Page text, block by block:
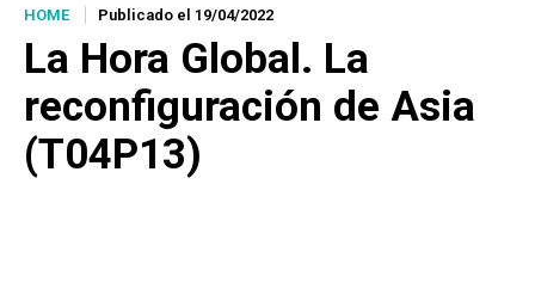
HOME Publicado el 19/04/2022
La Hora Global. La
reconfiguración de Asia
(T04P13)